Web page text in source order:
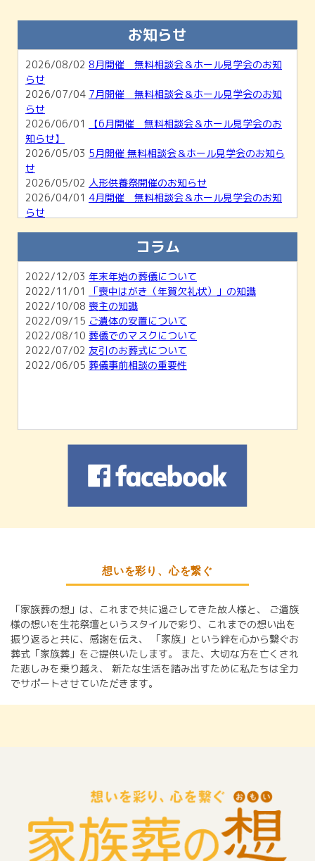
お知らせ
2026/08/02 8月開催 無料相談会＆ホール見学会のお知
らせ
2026/07/04 7月開催 無料相談会＆ホール見学会のお知
らせ
2026/06/01
【6月開催 無料相談会＆ホール見学会のお
知らせ】
2026/05/03 5月開催 無料相談会＆ホール見学会のお知ら
せ
2026/05/02 人形供養祭開催のお知らせ
2026/04/01 4月開催 無料相談会＆ホール見学会のお知
らせ
【2月開催】無料相談会＆ホール見学会のご
案内
2026/01/04 1月無料相談会＆ホール見学会のお知らせ
2025/11/30 12月無料相談会＆ホール見学会のお知らせ
コラム
2022/12/03 年末年始の葬儀について
2022/11/01
「喪中はがき（年賀欠礼状）」の知識
2022/10/08 喪主の知識
2022/09/15 ご遺体の安置について
2022/08/10 葬儀でのマスクについて
2022/07/02 友引のお葬式について
2022/06/05 葬儀事前相談の重要性
想いを彩り、心を繋ぐ
「家族葬の想」は、これまで共に過ごしてきた故人様と、
ご遺族
様の想いを生花祭壇というスタイルで彩り、これまでの想い出を
振り返ると共に、感謝を伝え、
「家族」という絆を心から繋ぐお
葬式「家族葬」をご提供いたします。
また、大切な方を亡くされ
た悲しみを乗り越え、
新たな生活を踏み出すために私たちは全力
でサポートさせていただきます。